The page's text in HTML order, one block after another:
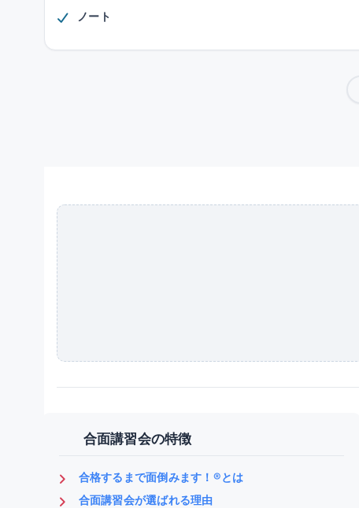
ノート
合面講習会の特徴
合格するまで面倒みます！®とは
合面講習会が選ばれる理由